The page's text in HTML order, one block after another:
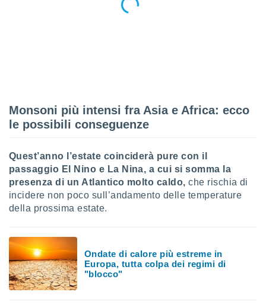
Monsoni più intensi fra Asia e Africa: ecco
le possibili conseguenze
Quest’anno l’estate coinciderà pure con il
passaggio El Nino e La Nina, a cui si somma la
presenza di un Atlantico molto caldo, che rischia di
incidere non poco sull’andamento delle temperature
della prossima estate.
Ondate di calore più estreme in
Europa, tutta colpa dei regimi di
"blocco"